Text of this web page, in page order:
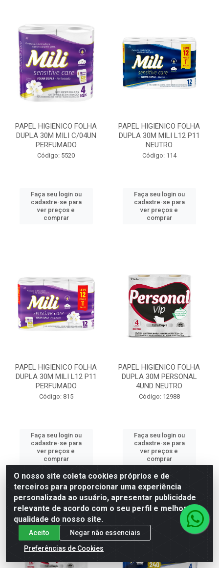
PAPEL HIGIENICO FOLHA
DUPLA 30M MILI C/04UN
PERFUMADO
Código: 5520
Faça seu login ou
cadastre-se para
ver preços e
comprar
PAPEL HIGIENICO FOLHA
DUPLA 30M MILI L12 P11
NEUTRO
Código: 114
Faça seu login ou
cadastre-se para
ver preços e
comprar
PAPEL HIGIENICO FOLHA
DUPLA 30M MILI L12 P11
PERFUMADO
Código: 815
Faça seu login ou
cadastre-se para
ver preços e
comprar
PAPEL HIGIENICO FOLHA
DUPLA 30M PERSONAL
4UND NEUTRO
Código: 12988
Faça seu login ou
cadastre-se para
ver preços e
comprar
O nosso site coleta cookies próprios e de
terceiros para proporcionar uma experiência
personalizada ao usuário, apresentar publicidade
relevante de acordo com o seu perfil e melhorar a
qualidade do nosso site.
Aceito
Negar não essenciais
Preferências de Cookies